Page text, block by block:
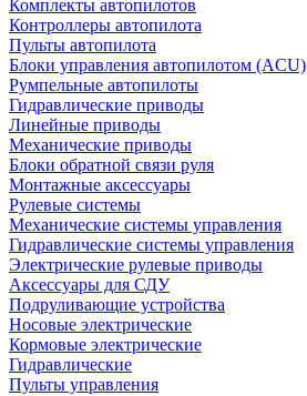
Комплекты автопилотов
Контроллеры автопилота
Пульты автопилота
Блоки управления автопилотом (ACU)
Румпельные автопилоты
Гидравлические приводы
Линейные приводы
Механические приводы
Блоки обратной связи руля
Монтажные аксессуары
Рулевые системы
Механические системы управления
Гидравлические системы управления
Электрические рулевые приводы
Аксессуары для СДУ
Подруливающие устройства
Носовые электрические
Кормовые электрические
Гидравлические
Пульты управления